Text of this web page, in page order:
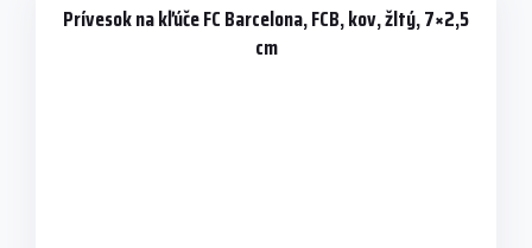
Prívesok na kľúče FC Barcelona, ​​FCB, kov, žltý, 7×2,5
cm